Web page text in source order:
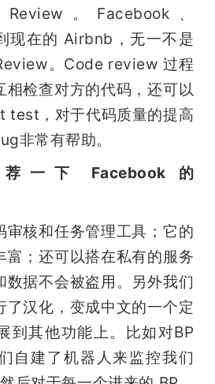
。Facebook、
现在的 Airbnb，无一不是
。Code review 过程
相检查对方的代码，还可以
test，对于代码质量的提高
非常有帮助。
一下 Facebook 的
审核和任务管理工具；它的
富；还可以搭在私有的服务
数据不会被盗用。另外我们
了汉化，变成中文的一个定
到其他功能上。比如对BP
自建了机器人来监控我们